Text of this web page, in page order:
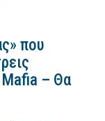
που
– Θα